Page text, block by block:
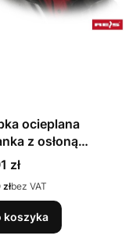
ocieplana
z osłoną
FACE
zł
bez VAT
koszyka